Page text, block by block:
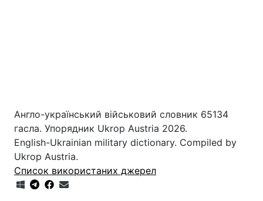
Англо-український військовий словник 65134
гасла. Упорядник Ukrop Austria 2026.
English-Ukrainian military dictionary. Compiled by
Ukrop Austria.
Список використаних джерел